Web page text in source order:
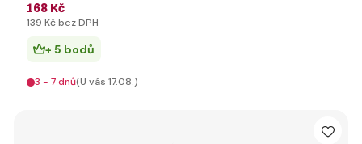
168 Kč
139 Kč bez DPH
+ 5 bodů
3 - 7 dnů(U vás 17.08.)